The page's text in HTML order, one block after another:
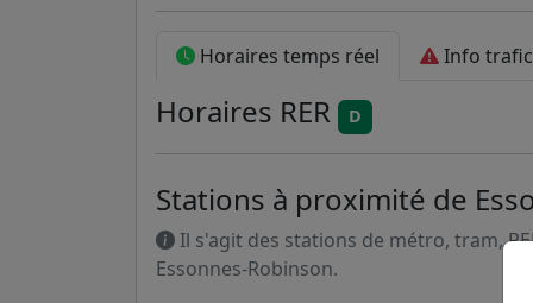
Horaires temps réel Info trafic
Horaires RER D
Stations à proximité de
Il s'agit des stations de métro, tram,
Essonnes-Robinson.